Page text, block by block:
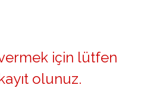
için lütfen
olunuz.